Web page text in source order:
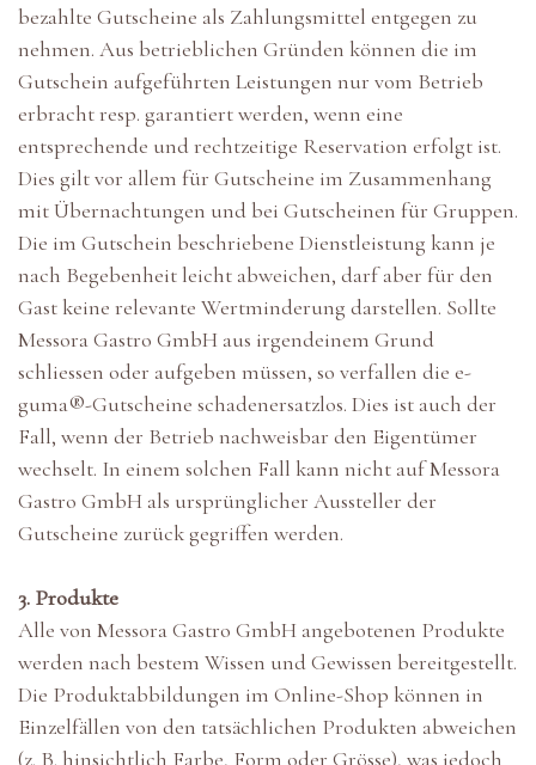
bezahlte Gutscheine als Zahlungsmittel entgegen zu
nehmen. Aus betrieblichen Gründen können die im
Gutschein aufgeführten Leistungen nur vom Betrieb
erbracht resp. garantiert werden, wenn eine
entsprechende und rechtzeitige Reservation erfolgt ist.
Dies gilt vor allem für Gutscheine im Zusammenhang
mit Übernachtungen und bei Gutscheinen für Gruppen.
Die im Gutschein beschriebene Dienstleistung kann je
nach Begebenheit leicht abweichen, darf aber für den
Gast keine relevante Wertminderung darstellen. Sollte
Messora Gastro GmbH aus irgendeinem Grund
schliessen oder aufgeben müssen, so verfallen die e-
guma®-Gutscheine schadenersatzlos. Dies ist auch der
Fall, wenn der Betrieb nachweisbar den Eigentümer
wechselt. In einem solchen Fall kann nicht auf Messora
Gastro GmbH als ursprünglicher Aussteller der
Gutscheine zurück gegriffen werden.
3. Produkte
Alle von Messora Gastro GmbH angebotenen Produkte
werden nach bestem Wissen und Gewissen bereitgestellt.
Die Produktabbildungen im Online-Shop können in
Einzelfällen von den tatsächlichen Produkten abweichen
(z. B. hinsichtlich Farbe, Form oder Grösse), was jedoch